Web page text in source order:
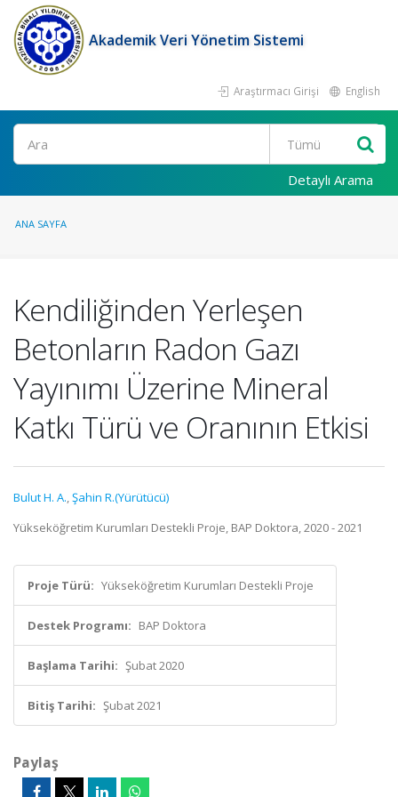
Akademik Veri Yönetim Sistemi
Araştırmacı Girişi English
Ara
Detaylı Arama
ANA SAYFA
Kendiliğinden Yerleşen
Betonların Radon Gazı
Yayınımı Üzerine Mineral
Katkı Türü ve Oranının Etkisi
Bulut H. A.,Şahin R.(Yürütücü)
Yükseköğretim Kurumları Destekli Proje, BAP Doktora, 2020 - 2021
Proje Türü: Yükseköğretim Kurumları Destekli Proje
Destek Programı: BAP Doktora
Başlama Tarihi: Şubat 2020
Bitiş Tarihi: Şubat 2021
Paylaş